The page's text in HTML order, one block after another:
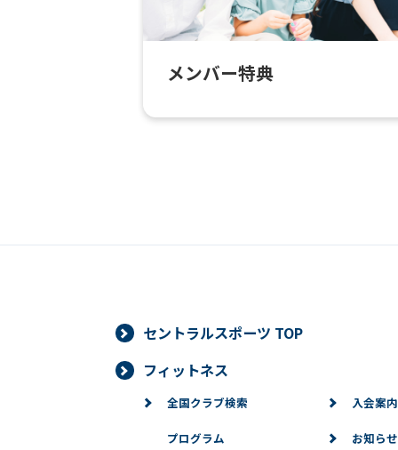
メンバー特典
セントラルスポーツ TOP
フィットネス
全国クラブ検索
プログラム
入会案内
お知らせ